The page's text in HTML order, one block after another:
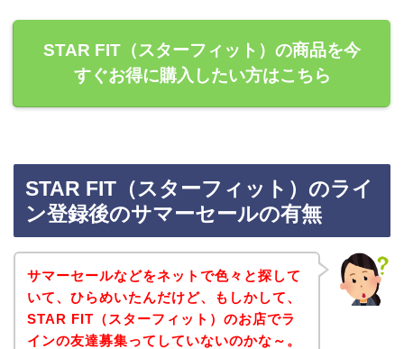
STAR FIT（スターフィット）の商品を今
すぐお得に購入したい方はこちら
STAR FIT（スターフィット）のライ
ン登録後のサマーセールの有無
サマーセールなどをネットで色々と探して
いて、ひらめいたんだけど、もしかして、
STAR FIT（スターフィット）のお店でラ
インの友達募集ってしていないのかな～。